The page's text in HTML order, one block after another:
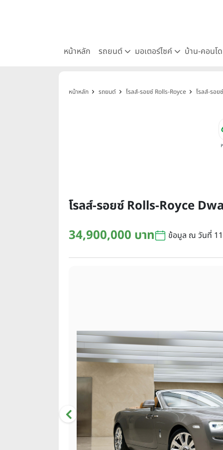
หน้าหลัก รถยนต์ มอเตอร์ไซค์ บ้าน-คอนโ
หน้าหลัก รถยนต์ โรลส์-รอยซ์ Rolls-Royce โรลส์-รอย
โรลส์-รอยซ์ Rolls-Royce
34,900,000 บาท
ข้อมูล ณ วันที่